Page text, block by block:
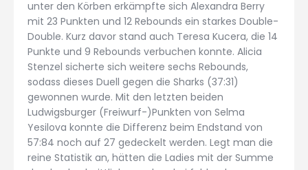
unter den Körben erkämpfte sich Alexandra Berry
mit 23 Punkten und 12 Rebounds ein starkes Double-
Double. Kurz davor stand auch Teresa Kucera, die 14
Punkte und 9 Rebounds verbuchen konnte. Alicia
Stenzel sicherte sich weitere sechs Rebounds,
sodass dieses Duell gegen die Sharks (37:31)
gewonnen wurde. Mit den letzten beiden
Ludwigsburger (Freiwurf-)Punkten von Selma
Yesilova konnte die Differenz beim Endstand von
57:84 noch auf 27 gedeckelt werden. Legt man die
reine Statistik an, hätten die Ladies mit der Summe